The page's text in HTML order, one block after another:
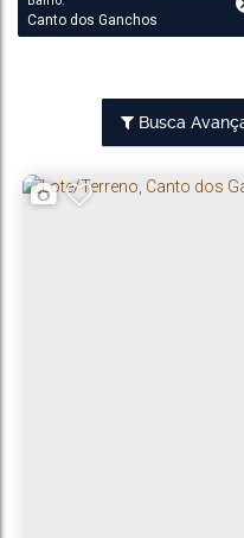
Canto dos Ganchos
Busca